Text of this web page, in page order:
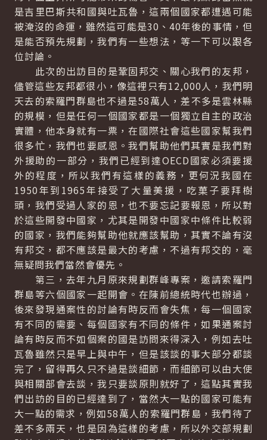
是吉里巴斯共和國與吐瓦魯，這兩個國家都遭遇可能
被淹沒的命運，雖然這可能是30、40年後的事情，但
是能否預先規劃，我們有一些想法，等一下可以跟各
位討論。
此次的出訪目的是鞏固邦交、關心我們的友邦，
儘管這些友邦都很小，像這裡只有12,000人，我們明
天去的索羅門群島也不過是58萬人，差不多是雲林縣
的規模，但是任何一個國家都是一個獨立自主的政治
實體，他本身就有一票，在國際社會這些國家幫我們
很多忙，我們也要感恩。我們幫助他們其實是我們對
外援助的一部分，我們已經到達OECD國家必須要援
外的程度，所以我們有這樣的義務，更何況我國在
1950年到1965年接受了大量美援，吃菓子要拜樹
頭，我們受過人家的恩，也不要忘記要報恩，所以對
於這些開發中國家，尤其是開發中國家中條件比較弱
的國家，我們能夠幫助他就應該幫助，其實不論有沒
有邦交，都不應該是最大的考慮，不過有邦交的，毫
無疑問我們當然會優先。
第三，去年九月原來規劃群峰專案，邀請索羅門
群島等六個國家一起開會。在陳前總統時代也辦過，
後來發現通案性的討論有時反而會失焦，每一個國家
有不同的需要、每個國家有不同的條件，如果通案討
論有時反而不如個案的國是訪問來得深入，例如去吐
瓦魯雖然只是早上與中午，但是該談的事大部分都談
完了，留得再久只不過是談細節，而細節可以由大使
與相關部會去談，我只要談原則就好了，這點其實我
們出訪的目的已經達到了，當然大一點的國家可能有
大一點的需求，例如58萬人的索羅門群島，我們待了
差不多兩天，也是因為這樣的考慮，所以外交部規劃